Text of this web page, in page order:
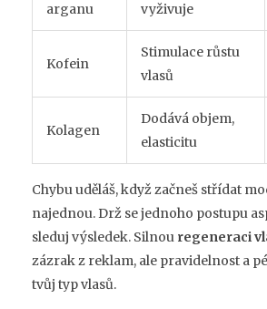
arganu
vyživuje
Kofein
Stimulace růstu
vlasů
Kolagen
Dodává objem,
elasticitu
Chybu uděláš, když začneš střídat
najednou. Drž se jednoho postupu
sleduj výsledek. Silnou regeneraci
zázrak z reklam, ale pravidelnost a
tvůj typ vlasů.